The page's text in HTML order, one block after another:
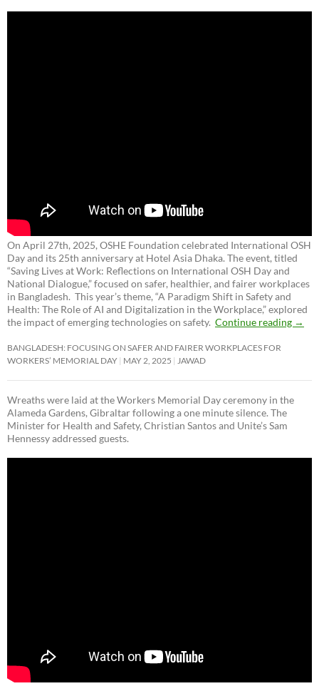
On April 27th, 2025, OSHE Foundation celebrated International OSH
Day and its 25th anniversary at Hotel Asia Dhaka. The event, titled
“Saving Lives at Work: Reflections on International OSH Day and
National Dialogue,”focused on safer, healthier, and fairer workplaces
in Bangladesh. This year’s theme, “A Paradigm Shift in Safety and
Health: The Role of AI and Digitalization in the Workplace,” explored
the impact of emerging technologies on safety. Continue reading →
BANGLADESH: FOCUSING ON SAFER AND FAIRER WORKPLACES FOR
WORKERS’ MEMORIAL DAY MAY 2, 2025 JAWAD
Wreaths were laid at the Workers Memorial Day ceremony in the
Alameda Gardens, Gibraltar following a one minute silence. The
Minister for Health and Safety, Christian Santos and Unite’s Sam
Hennessy addressed guests.